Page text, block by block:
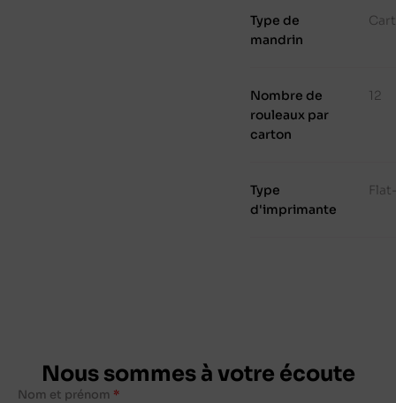
Type de
mandrin
Nombre de
rouleaux par
carton
12
Type
d'imprimante
Nous sommes à votre écoute
Nom et prénom